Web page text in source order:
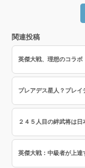
関連投稿